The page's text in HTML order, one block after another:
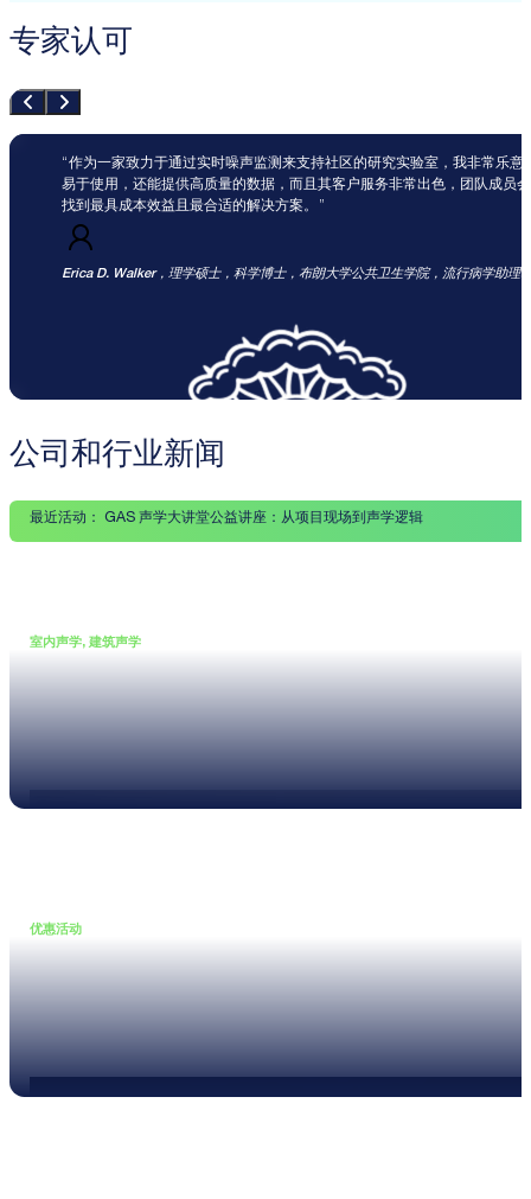
专家认可
作为一家致力于通过实时噪声监测来支持社区的研究实验室，我非常乐
易于使用，还能提供高质量的数据，而且其客户服务非常出色，团队成员
找到最具成本效益且最合适的解决方案。
Erica D. Walker，理学硕士，科学博士，布朗大学公共卫生学院，流行病学助理
公司和行业新闻
最近活动： GAS 声学大讲堂公益讲座：从项目现场到声学逻辑
室内声学, 建筑声学
优惠活动